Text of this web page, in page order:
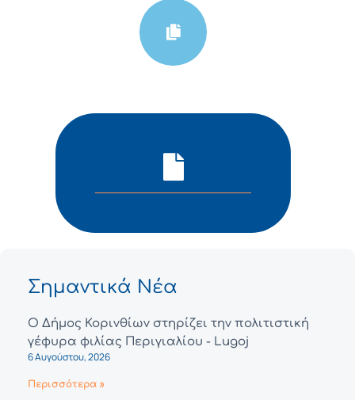
Σημαντικά Νέα
Ο Δήμος Κορινθίων στηρίζει την πολιτιστική
γέφυρα φιλίας Περιγιαλίου - Lugoj
6 Αυγούστου, 2026
Περισσότερα »